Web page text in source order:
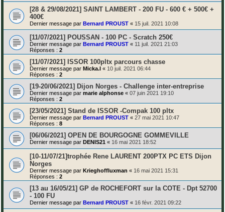
[28 & 29/08/2021] SAINT LAMBERT - 200 FU - 600 € + 500€ +
400€
Dernier message par Bernard PROUST « 15 juil. 2021 10:08
[11/07/2021] POUSSAN - 100 PC - Scratch 250€
Dernier message par Bernard PROUST « 11 juil. 2021 21:03
Réponses : 2
[11/07/2021] ISSOR 100pltx parcours chasse
Dernier message par Micka.l « 10 juil. 2021 06:44
Réponses : 2
[19-20/06/2021] Dijon Norges - Challenge inter-entreprise
Dernier message par marie alphonse « 07 juin 2021 19:10
Réponses : 2
[23/05/2021] Stand de ISSOR -Compak 100 pltx
Dernier message par Bernard PROUST « 27 mai 2021 10:47
Réponses : 8
[06/06/2021] OPEN DE BOURGOGNE GOMMEVILLE
Dernier message par DENIS21 « 16 mai 2021 18:52
[10-11/07/21]trophée Rene LAURENT 200PTX PC ETS Dijon
Norges
Dernier message par Krieghoffluxman « 16 mai 2021 15:31
Réponses : 2
[13 au 16/05/21] GP de ROCHEFORT sur la COTE - Dpt 52700
- 100 FU
Dernier message par Bernard PROUST « 16 févr. 2021 09:22